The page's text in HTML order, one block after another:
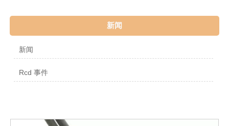
新闻
新闻
Rcd 事件